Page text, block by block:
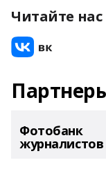
Читайте нас
Фотобанк